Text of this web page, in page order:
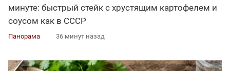
минуте: быстрый стейк с хрустящим картофелем и
соусом как в СССР
Панорама 36 минут назад